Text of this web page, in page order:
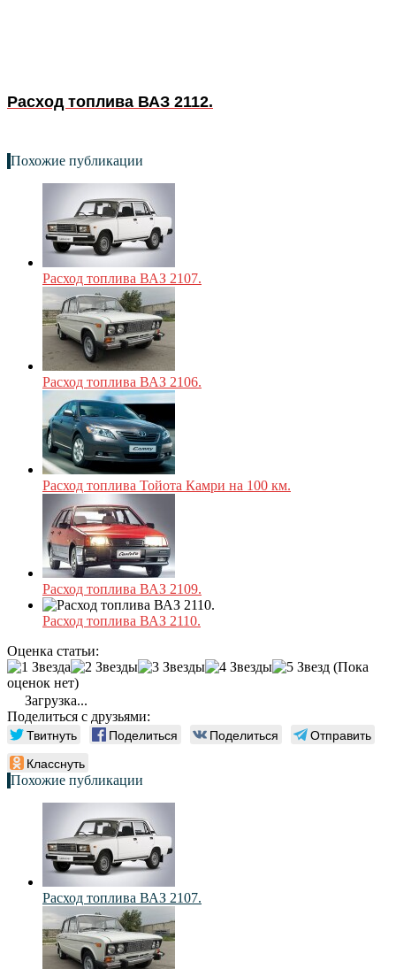
Расход топлива ВАЗ 2112.
Похожие публикации
Расход топлива ВАЗ 2107.
Расход топлива ВАЗ 2106.
Расход топлива Тойота Камри на 100 км.
Расход топлива ВАЗ 2109.
Расход топлива ВАЗ 2110.
Оценка статьи:
(Пока
оценок нет)
Загрузка...
Поделиться с друзьями:
Твитнуть Поделиться Поделиться
Отправить
Класснуть
Похожие публикации
Расход топлива ВАЗ 2107.